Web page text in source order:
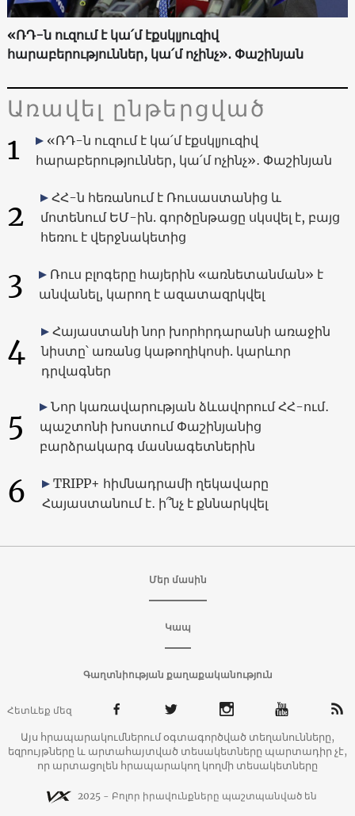
«ՌԴ-ն ուզում է կա՛մ էքսկլյուզիվ
հարաբերություններ, կա՛մ ոչինչ»․ Փաշինյան
Առավել ընթերցված
1
«ՌԴ-ն ուզում է կա՛մ էքսկլյուզիվ
հարաբերություններ, կա՛մ ոչինչ»․ Փաշինյան
2
ՀՀ-ն հեռանում է Ռուսաստանից և
մոտենում ԵՄ-ին. գործընթացը սկսվել է, բայց
հեռու է վերջնակետից
3
Ռուս բլոգերը հայերին «առնետանման» է
անվանել, կարող է ազատազրկվել
4
Հայաստանի նոր խորհրդարանի առաջին
նիստը՝ առանց կաթողիկոսի. կարևոր
դրվագներ
5
Նոր կառավարության ձևավորում ՀՀ-ում․
պաշտոնի խոստում Փաշինյանից
բարձրակարգ մասնագետներին
6
TRIPP+ հիմնադրամի ղեկավարը
Հայաստանում է․ ի՞նչ է քննարկվել
Մեր մասին
Կապ
Գաղտնիության քաղաքականություն
Հետևեք մեզ
Այս հրապարակումներում օգտագործված տեղանունները,
եզրույթները և արտահայտված տեսակետները պարտադիր չէ,
որ արտացոլեն հրապարակող կողմի տեսակետները
2025 - Բոլոր իրավունքները պաշտպանված են